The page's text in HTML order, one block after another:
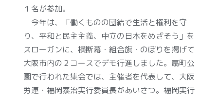
１名が参加。
今年は、「働くものの団結で生活と権利を守
り、平和と民主主義、中立の日本をめざそう」を
スローガンに、横断幕・組合旗・のぼりを掲げて
大阪市内の２コースでデモ行進しました。扇町公
園で行われた集会では、主催者を代表して、大阪
労連・福岡泰治実行委員長があいさつ。福岡実行